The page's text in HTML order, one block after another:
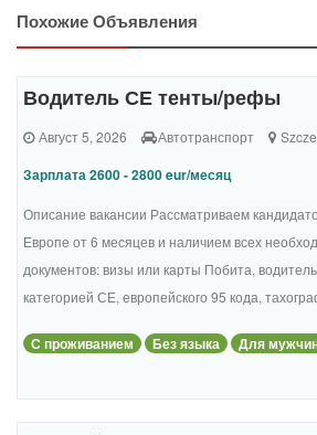
Похожие Объявления
Водитель СЕ тенты/рефы
Август 5, 2026 Автотранспорт
Зарплата 2600 - 2800 eur/месяц
Описание вакансии Рассматриваем
Европе от 6 месяцев и наличием всех
документов: визы или карты Побита,
категорией СЕ, европейского 95 кода,
С проживанием Без языка Для